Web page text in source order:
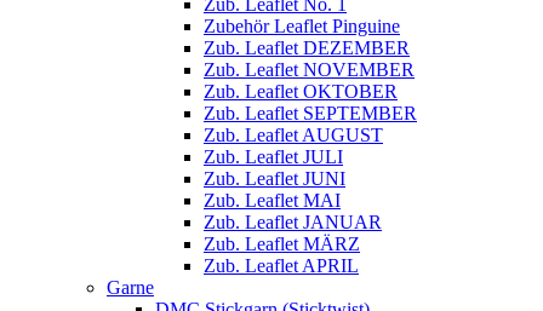
Zubehör Leaflet Pinguine
Zub. Leaflet DEZEMBER
Zub. Leaflet NOVEMBER
Zub. Leaflet OKTOBER
Zub. Leaflet SEPTEMBER
Zub. Leaflet AUGUST
Zub. Leaflet JULI
Zub. Leaflet JUNI
Zub. Leaflet MAI
Zub. Leaflet JANUAR
Zub. Leaflet MÄRZ
Zub. Leaflet APRIL
Garne